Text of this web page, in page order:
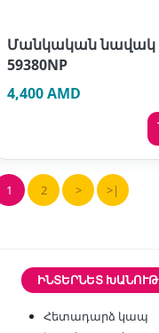
Մանկական նավակ
59380NP
4,400 AMD
1 2 > >|
ԻՆՏԵՐՆԵՏ ԽԱՆՈՒԹ
Հետադարձ կապ